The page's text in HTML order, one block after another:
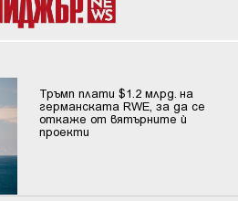
Тръмп плати $1.2 млрд. на
германската RWE, за да се
откаже от вятърните ѝ
проекти